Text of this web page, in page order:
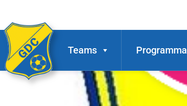
Teams Programma